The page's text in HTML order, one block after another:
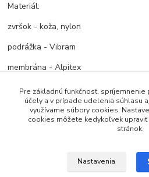
Materiál:
zvršok - koža, nylon
podrážka - Vibram
membrána - Alpitex
Tovar zaradený v
Pre základnú funkčnosť, spríjemnenie
účely a v prípade udelenia súhlasu
využívame súbory cookies.
cookies môžete kedykoľvek
stránok.
Nastavenia